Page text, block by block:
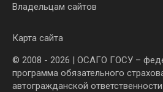
Владельцам сайтов
Карта сайта
© 2008 - 2026 | ОСАГО ГОСУ –
программа обязательного
автогражданской